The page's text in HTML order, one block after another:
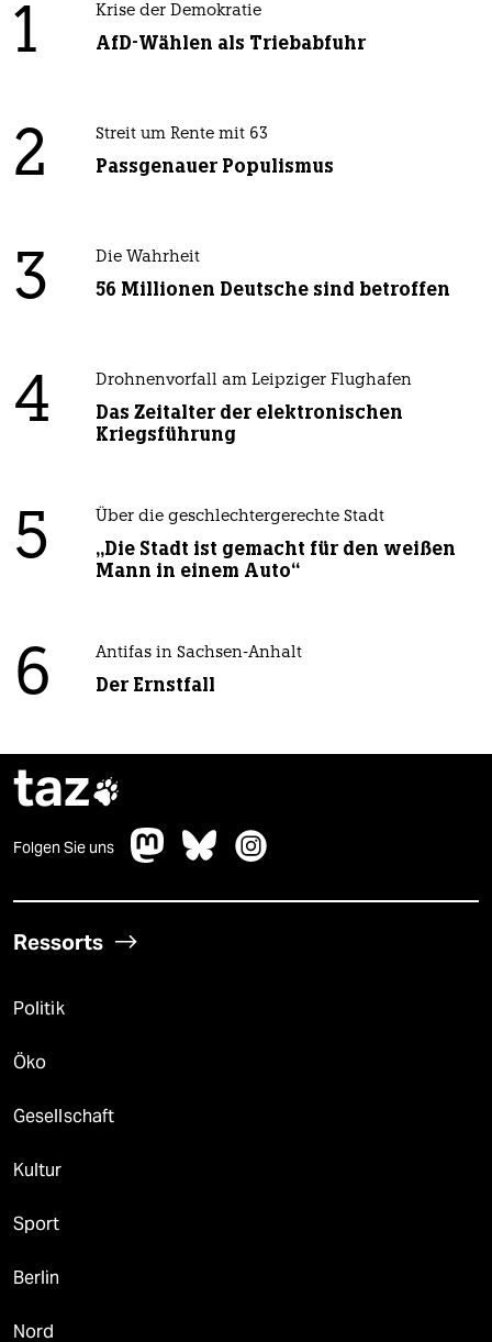
1 Krise der Demokratie
AfD-Wählen als Triebabfuhr
2 Streit um Rente mit 63
Passgenauer Populismus
3 Die Wahrheit
56 Millionen Deutsche sind betroffen
4 Drohnenvorfall am Leipziger Flughafen
Das Zeitalter der elektronischen
Kriegsführung
5 Über die geschlechtergerechte Stadt
„Die Stadt ist gemacht für den weißen
Mann in einem Auto“
6 Antifas in Sachsen-Anhalt
Der Ernstfall
taz
Folgen Sie uns
Ressorts
Politik
Öko
Gesellschaft
Kultur
Sport
Berlin
Nord